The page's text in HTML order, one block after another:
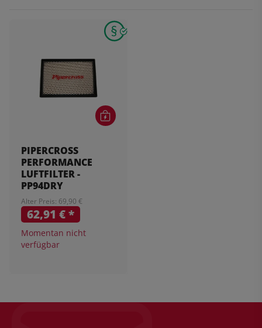
PIPERCROSS
PERFORMANCE
LUFTFILTER -
PP94DRY
Alter Preis: 69,90 €
62,91 €*
Momentan nicht
verfügbar